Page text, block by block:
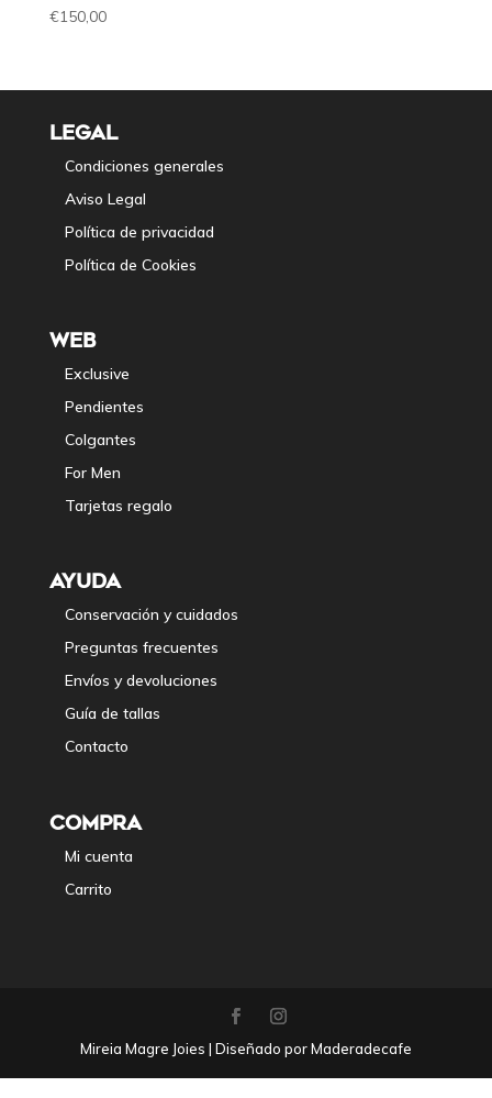
€150,00
LEGAL
Condiciones generales
Aviso Legal
Política de privacidad
Política de Cookies
WEB
Exclusive
Pendientes
Colgantes
For Men
Tarjetas regalo
AYUDA
Conservación y cuidados
Preguntas frecuentes
Envíos y devoluciones
Guía de tallas
Contacto
COMPRA
Mi cuenta
Carrito
Mireia Magre Joies | Diseñado por Maderadecafe